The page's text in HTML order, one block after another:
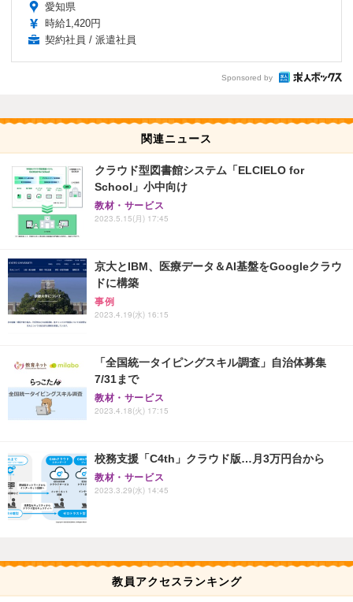
愛知県
時給1,420円
契約社員 / 派遣社員
Sponsored by
関連ニュース
クラウド型図書館システム「ELCIELO for
School」小中向け
教材・サービス
2023.5.15(月) 17:45
京大とIBM、医療データ＆AI基盤をGoogleクラウ
ドに構築
事例
2023.4.19(水) 16:15
「全国統一タイピングスキル調査」自治体募集
7/31まで
教材・サービス
2023.4.18(火) 17:15
校務支援「C4th」クラウド版…月3万円台から
教材・サービス
2023.3.29(水) 14:45
教員アクセスランキング